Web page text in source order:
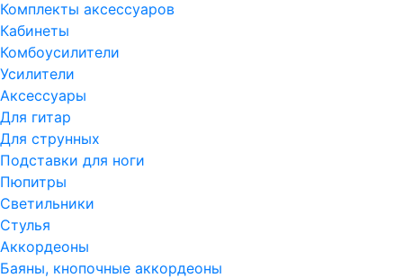
Комплекты аксессуаров
Кабинеты
Комбоусилители
Усилители
Аксессуары
Для гитар
Для струнных
Подставки для ноги
Пюпитры
Светильники
Стулья
Аккордеоны
Баяны, кнопочные аккордеоны